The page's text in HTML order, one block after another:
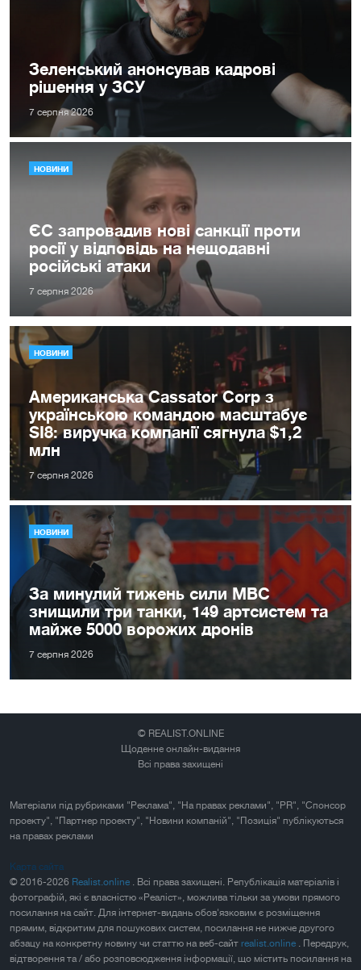
Зеленський анонсував кадрові
рішення у ЗСУ
7 серпня 2026
НОВИНИ
ЄС запровадив нові санкції проти
росії у відповідь на нещодавні
російські атаки
7 серпня 2026
НОВИНИ
Американська Cassator Corp з
українською командою масштабує
SI8: виручка компанії сягнула $1,2
млн
7 серпня 2026
НОВИНИ
За минулий тижень сили МВС
знищили три танки, 149 артсистем та
майже 5000 ворожих дронів
7 серпня 2026
© REALIST.ONLINE
Щоденне онлайн-видання
Всі права захищені
Матеріали під рубриками "Реклама", "На правах реклами", "PR", "Спонсор
проекту", "Партнер проекту", "Новини компаній", "Позиція" публікуються
на правах реклами
Карта сайта
© 2016-2026 Realist.online . Всі права захищені. Републікація матеріалів і
фотографій, які є власністю «Реаліст», можлива тільки за умови прямого
посилання на сайт. Для інтернет-видань обов'язковим є розміщення
прямим, відкритим для пошукових систем, посилання не нижче другого
абзацу на конкретну новину чи статтю на веб-сайт realist.online . Передрук,
відтворення та / або розповсюдження інформації, що містить посилання на